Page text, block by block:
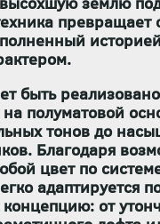
превращает
быть
на полуматовой
тонов до
Благодаря
цвет по
адаптируется
от